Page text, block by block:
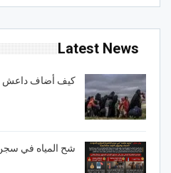
Latest News
كيف أضاف داعش
شح المياه في